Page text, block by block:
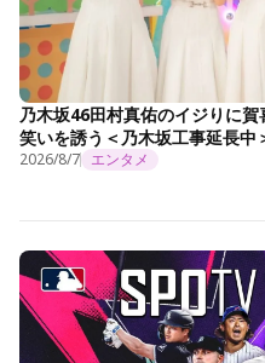
乃木坂46田村真佑のイジりに
笑いを誘う＜乃木坂工事延長中
2026/8/7 エンタメ